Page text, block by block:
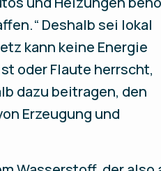
Deshalb sei lokal
kann keine Energie
oder Flaute herrscht,
dazu beitragen, den
Erzeugung und